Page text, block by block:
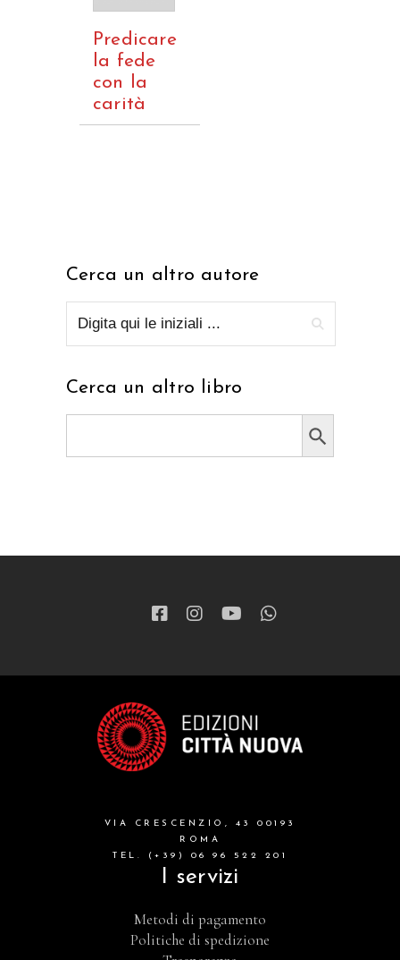
Predicare
la fede
con la
carità
Cerca un altro autore
Cerca un altro libro
Search Button
VIA CRESCENZIO, 43 00193
ROMA
TEL. (+39) 06 96 522 201
I servizi
Metodi di pagamento
Politiche di spedizione